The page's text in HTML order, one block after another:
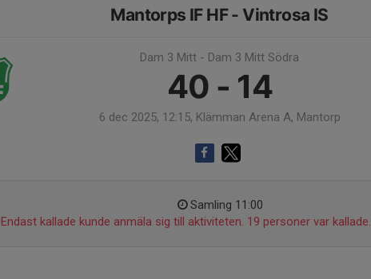
Mantorps IF HF - Vintrosa IS
Dam 3 Mitt - Dam 3 Mitt Södra
40 - 14
6 dec 2025, 12:15, Klämman Arena A, Mantorp
Samling 11:00
Endast kallade kunde anmäla sig till aktiviteten. 19 personer var kallade.